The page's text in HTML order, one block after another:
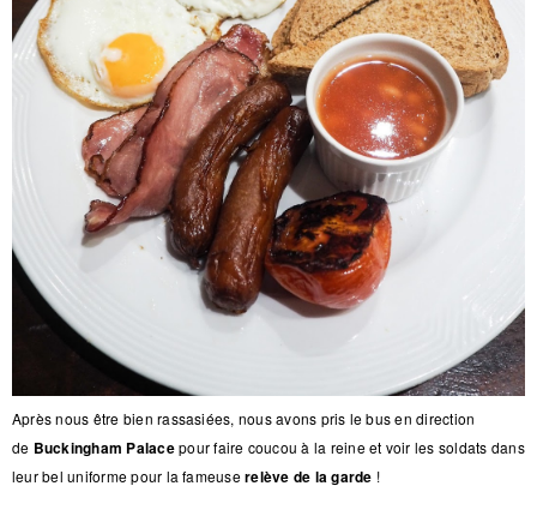
Après nous être bien rassasiées, nous avons pris le bus en direction
de Buckingham Palacepour faire coucou à la reine et voir les soldats dans
leur bel uniforme pour la fameuserelève de la garde !